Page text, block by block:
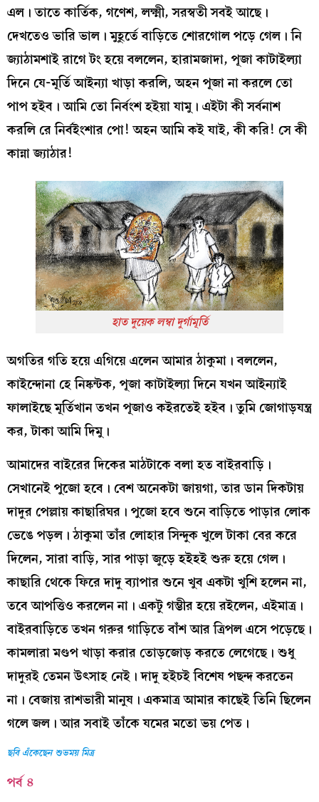
এল। তাতে কার্তিক, গণেশ, লক্ষ্মী, সরস্বতী সবই আছে।
দেখতেও ভারি ভাল। মুহূর্তে বাড়িতে শোরগোল পড়ে গেল। নি
জ্যাঠামশাই রাগে টং হয়ে বললেন, হারামজাদা, পূজা কাটাইল্যা
দিনে যে-মূর্তি আইন্যা খাড়া করলি, অহন পূজা না করলে তো
পাপ হইব। আমি তো নির্বংশ হইয়া যামু। এইটা কী সর্বনাশ
করলি রে নির্বইংশার পো! অহন আমি কই যাই, কী করি! সে কী
কান্না জ্যাঠার!
হাত দুয়েক লম্বা দুর্গামূর্তি
অগতির গতি হয়ে এগিয়ে এলেন আমার ঠাকুমা। বললেন,
কাইন্দোনা হে নিষ্কন্টক, পূজা কাটাইল্যা দিনে যখন আইন্যাই
ফালাইছে মূর্তিখান তখন পূজাও কইরতেই হইব। তুমি জোগাড়যন্ত্র
কর, টাকা আমি দিমু।
আমাদের বাইরের দিকের মাঠটাকে বলা হত বাইরবাড়ি।
সেখানেই পুজো হবে। বেশ অনেকটা জায়গা, তার ডান দিকটায়
দাদুর পেল্লায় কাছারিঘর। পুজো হবে শুনে বাড়িতে পাড়ার লোক
ভেঙে পড়ল। ঠাকুমা তাঁর লোহার সিন্দুক খুলে টাকা বের করে
দিলেন, সারা বাড়ি, সার পাড়া জুড়ে হইহই শুরু হয়ে গেল।
কাছারি থেকে ফিরে দাদু ব্যাপার শুনে খুব একটা খুশি হলেন না,
তবে আপত্তিও করলেন না। একটু গম্ভীর হয়ে রইলেন, এইমাত্র।
বাইরবাড়িতে তখন গরুর গাড়িতে বাঁশ আর ত্রিপল এসে পড়েছে।
কামলারা মণ্ডপ খাড়া করার তোড়জোড় করতে লেগেছে। শুধু
দাদুরই তেমন উৎসাহ নেই। দাদু হইচই বিশেষ পছন্দ করতেন
না। বেজায় রাশভারী মানুষ। একমাত্র আমার কাছেই তিনি ছিলেন
গলে জল। আর সবাই তাঁকে যমের মতো ভয় পেত।
ছবি এঁকেছেন শুভময় মিত্র
পর্ব ৪